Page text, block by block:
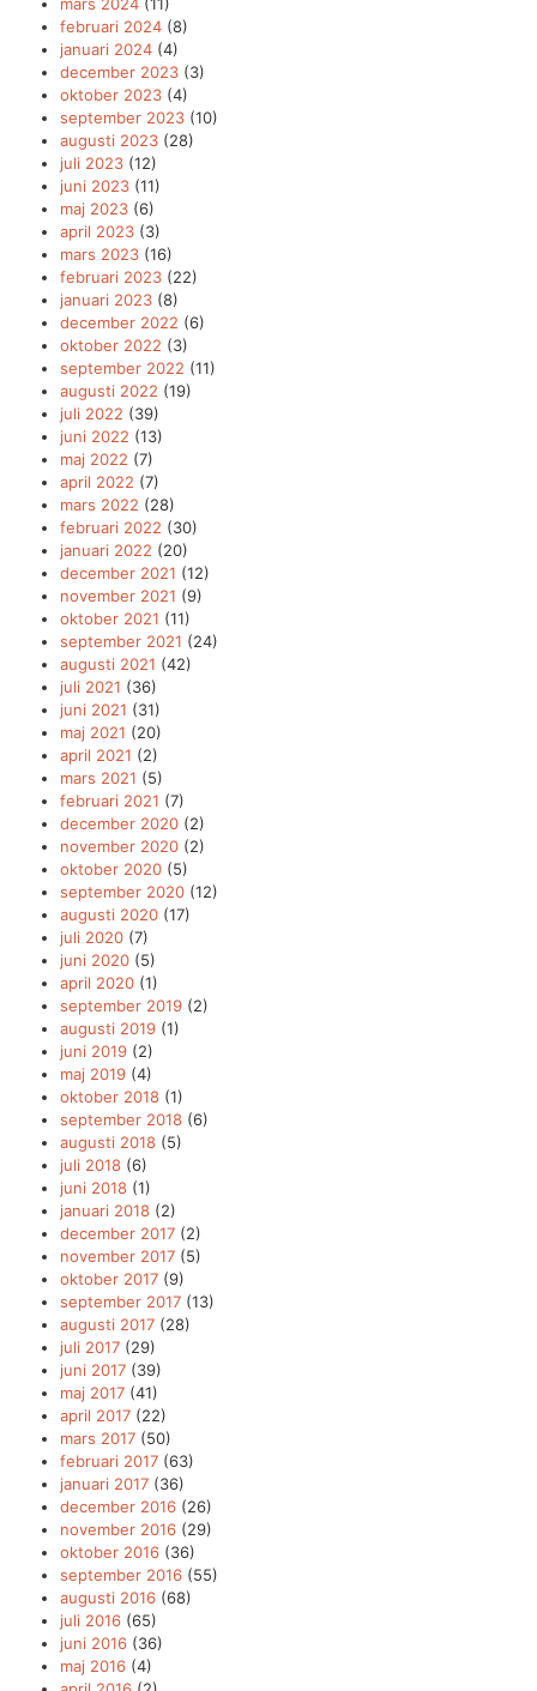
februari 2024 (8)
januari 2024 (4)
december 2023 (3)
oktober 2023 (4)
september 2023 (10)
augusti 2023 (28)
juli 2023 (12)
juni 2023 (11)
maj 2023 (6)
april 2023 (3)
mars 2023 (16)
februari 2023 (22)
januari 2023 (8)
december 2022 (6)
oktober 2022 (3)
september 2022 (11)
augusti 2022 (19)
juli 2022 (39)
juni 2022 (13)
maj 2022 (7)
april 2022 (7)
mars 2022 (28)
februari 2022 (30)
januari 2022 (20)
december 2021 (12)
november 2021 (9)
oktober 2021 (11)
september 2021 (24)
augusti 2021 (42)
juli 2021 (36)
juni 2021 (31)
maj 2021 (20)
april 2021 (2)
mars 2021 (5)
februari 2021 (7)
december 2020 (2)
november 2020 (2)
oktober 2020 (5)
september 2020 (12)
augusti 2020 (17)
juli 2020 (7)
juni 2020 (5)
april 2020 (1)
september 2019 (2)
augusti 2019 (1)
juni 2019 (2)
maj 2019 (4)
oktober 2018 (1)
september 2018 (6)
augusti 2018 (5)
juli 2018 (6)
juni 2018 (1)
januari 2018 (2)
december 2017 (2)
november 2017 (5)
oktober 2017 (9)
september 2017 (13)
augusti 2017 (28)
juli 2017 (29)
juni 2017 (39)
maj 2017 (41)
april 2017 (22)
mars 2017 (50)
februari 2017 (63)
januari 2017 (36)
december 2016 (26)
november 2016 (29)
oktober 2016 (36)
september 2016 (55)
augusti 2016 (68)
juli 2016 (65)
juni 2016 (36)
maj 2016 (4)